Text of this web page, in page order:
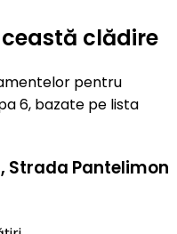
clădire
pentru
6, bazate pe lista
, Strada Pantelimon